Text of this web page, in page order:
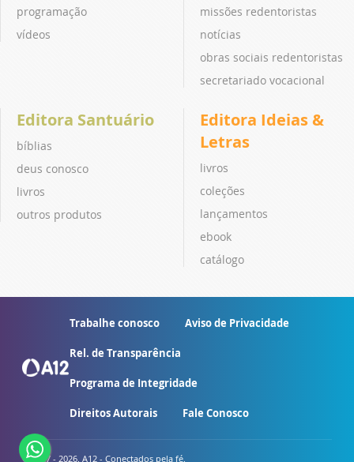
programação
vídeos
missões redentoristas
notícias
obras sociais redentoristas
secretariado vocacional
Editora Santuário
bíblias
deus conosco
livros
outros produtos
Editora Ideias &
Letras
livros
coleções
lançamentos
ebook
catálogo
Trabalhe conosco Aviso de Privacidade
Rel. de Transparência
Programa de Integridade
Direitos Autorais Fale Conosco
© 2007 - 2026. A12 - Conectados pela fé.